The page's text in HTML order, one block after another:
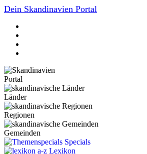
Dein Skandinavien Portal
Portal
Länder
Regionen
Gemeinden
Specials
Lexikon